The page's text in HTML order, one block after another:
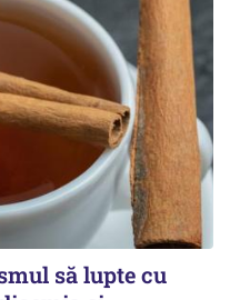
să lupte cu